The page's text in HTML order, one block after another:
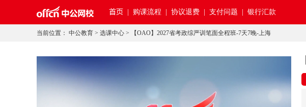
首页 购课流程 | 协议退费 | 支付问题 | 银行汇款
当前位置： 中公教育 > 选课中心 > 【OAO】2027省考政综严训笔面全程班-7天7晚-上海